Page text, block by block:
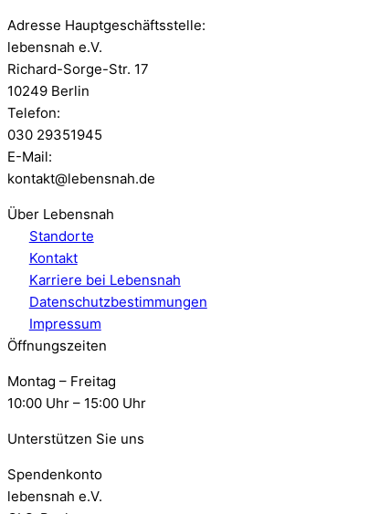
Adresse Hauptgeschäftsstelle:
lebensnah e.V.
Richard-Sorge-Str. 17
10249 Berlin
Telefon:
030 29351945
E-Mail:
kontakt@lebensnah.de
Über Lebensnah
Standorte
Kontakt
Karriere bei Lebensnah
Datenschutzbestimmungen
Impressum
Öffnungszeiten
Montag – Freitag
10:00 Uhr – 15:00 Uhr
Unterstützen Sie uns
Spendenkonto
lebensnah e.V.